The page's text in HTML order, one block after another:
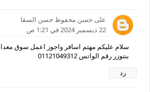
على حسن محفوظ حسن السقا
22 ديسمبر 2024 في 1:21 ص
سلام عليكم مهتم اسافر واجوز اعمل سوق
بنتوزر رقم الواتس 01121049312
رد